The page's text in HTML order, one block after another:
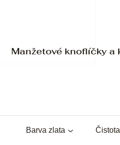
Manžetové knoflíčky a
Barva zlata